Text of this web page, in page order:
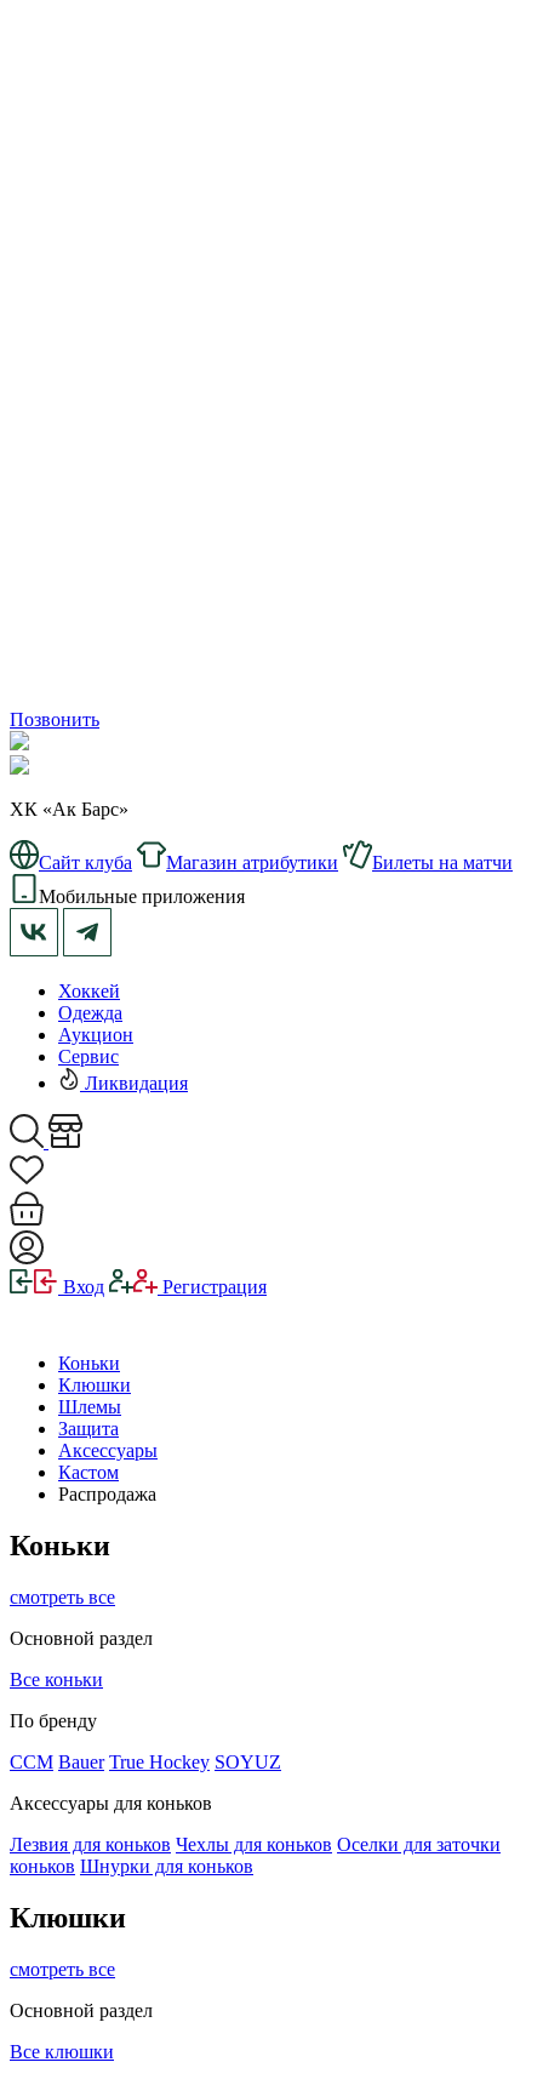
Позвонить
ХК «Ак Барс»
Сайт клуба Магазин атрибутики
Билеты на матчи
Мобильные приложения
Хоккей
Одежда
Аукцион
Сервис
Ликвидация
Вход Регистрация
Коньки
Клюшки
Шлемы
Защита
Аксессуары
Кастом
Распродажа
Коньки
смотреть все
Основной раздел
Все коньки
По бренду
ССМ Bauer True Hockey SOYUZ
Аксессуары для коньков
Лезвия для коньков Чехлы для коньков Оселки для заточки
коньков Шнурки для коньков
Клюшки
смотреть все
Основной раздел
Все клюшки